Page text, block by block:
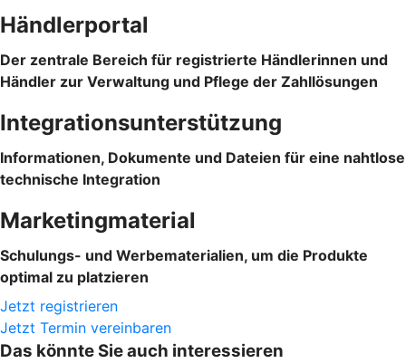
Händlerportal
Der zentrale Bereich für registrierte Händlerinnen und
Händler zur Verwaltung und Pflege der Zahllösungen
Integrationsunterstützung
Informationen, Dokumente und Dateien für eine nahtlose
technische Integration
Marketingmaterial
Schulungs- und Werbematerialien, um die Produkte
optimal zu platzieren
Jetzt registrieren
Jetzt Termin vereinbaren
Das könnte Sie auch interessieren